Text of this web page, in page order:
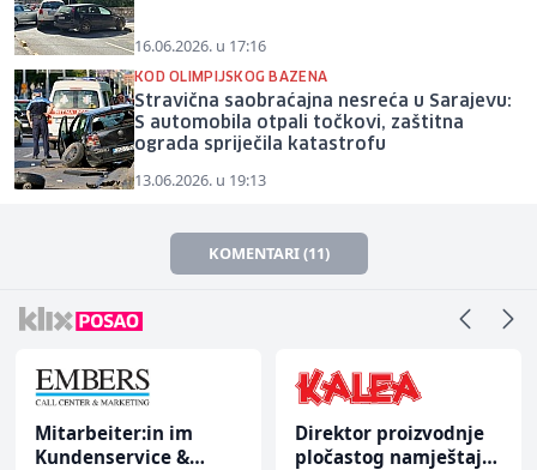
16.06.2026. u 17:16
KOD OLIMPIJSKOG BAZENA
Stravična saobraćajna nesreća u Sarajevu:
S automobila otpali točkovi, zaštitna
ograda spriječila katastrofu
13.06.2026. u 19:13
KOMENTARI (11)
Mitarbeiter:in im
Kundenservice &
Direktor proizvodnje
pločastog namještaja